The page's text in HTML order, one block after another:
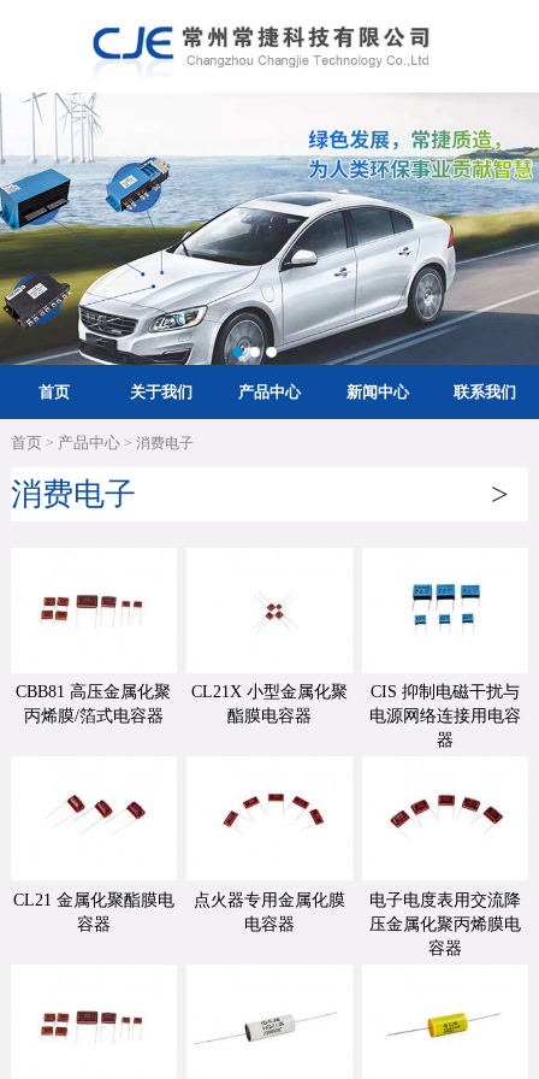
首页 关于我们 产品中心 新闻中心 联系我们
首页> 产品中心> 消费电子
消费电子 >
CBB81 高压金属化聚
丙烯膜/箔式电容器
CL21X 小型金属化聚
酯膜电容器
CIS 抑制电磁干扰与
电源网络连接用电容
器
CL21 金属化聚酯膜电
容器
点火器专用金属化膜
电容器
电子电度表用交流降
压金属化聚丙烯膜电
容器